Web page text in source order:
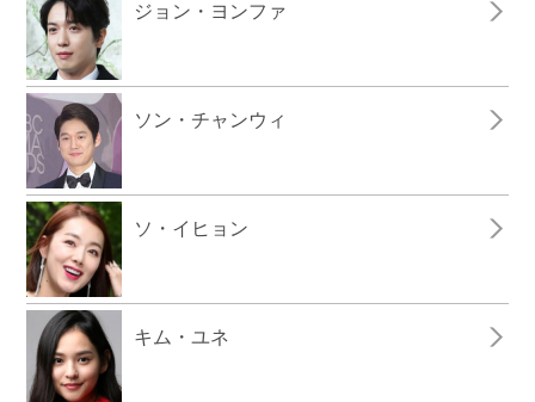
ジョン・ヨンファ
ソン・チャンウィ
ソ・イヒョン
キム・ユネ